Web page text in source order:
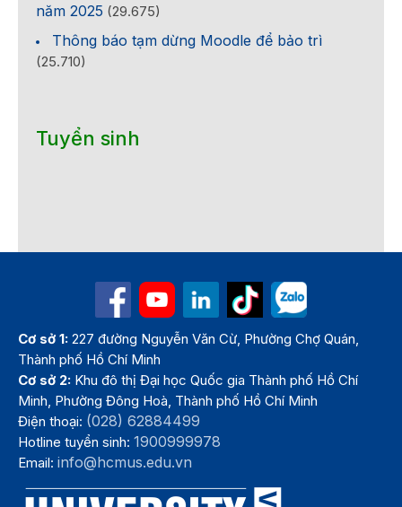
năm 2025 (29.675)
Thông báo tạm dừng Moodle để bảo trì
(25.710)
Tuyển sinh
Cơ sở 1: 227 đường Nguyễn Văn Cừ, Phường Chợ Quán,
Thành phố Hồ Chí Minh
Cơ sở 2: Khu đô thị Đại học Quốc gia Thành phố Hồ Chí
Minh, Phường Đông Hoà, Thành phố Hồ Chí Minh
Điện thoại: (028) 62884499
Hotline tuyển sinh:1900999978
Email:info@hcmus.edu.vn